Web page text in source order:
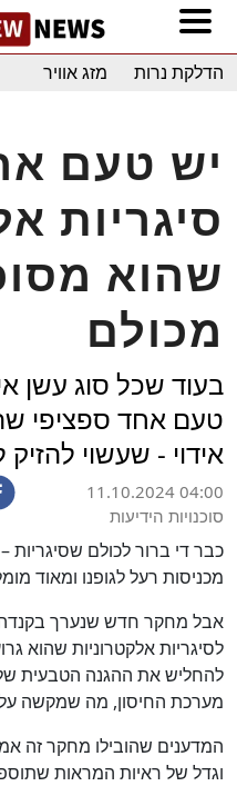
הדלקת נרות מזג אוויר
יש טעם
סיגריות
שהוא
מכולם
בעוד שכל סוג עשן
טעם אחד ספציפי
אידוי - שעשוי
11.10.2024 04:00
סוכנויות הידיעות
כבר די ברור לכולם שסיגריות
מכניסות רעל לגופנו ומאוד
אבל מחקר חדש שנערך בקנדה
לסיגריות אלקטרוניות שהוא
להחליש את ההגנה הטבעית של
מערכת החיסון, מה שמקשה על
המדענים שהובילו מחקר זה
וגדל של ראיות המראות